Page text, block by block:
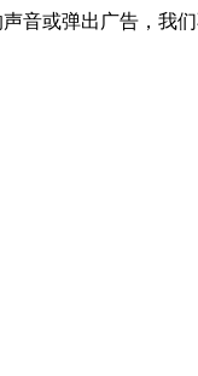
音或弹出广告，我